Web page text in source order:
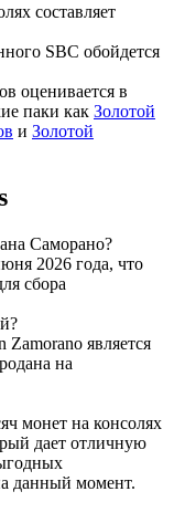
составляет
SBC обойдется
оценивается в
паки как Золотой
и Золотой
Саморано?
2026 года, что
сбора
является
на
монет на консолях
дает отличную
данный момент.